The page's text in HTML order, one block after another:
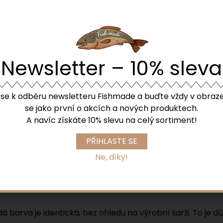
RAL
k dispozici v široké škále barev podle standardu
jednotnost a přesnost barev v různých
čemuž lze najít přesně takovou barvu, jaká je pro
žluté, modré, zelené a dalších barev.
bílé, šedé a černé.
a fluorescenční odstíny a barvy se speciálními efekty.
barva je identická, bez ohledu na výrobní šarži. To je
Newsletter – 10% sleva
k odběru newsletteru Fishmade a buďte vždy v
se jako první o akcích a nových produktech.
A navíc získáte 10% slevu na celý sortiment!
PŘIHLASTE SE
Ne, díky!